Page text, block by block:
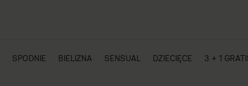
SPODNIE BIELIZNA SENSUAL DZIECIĘCE 3 + 1